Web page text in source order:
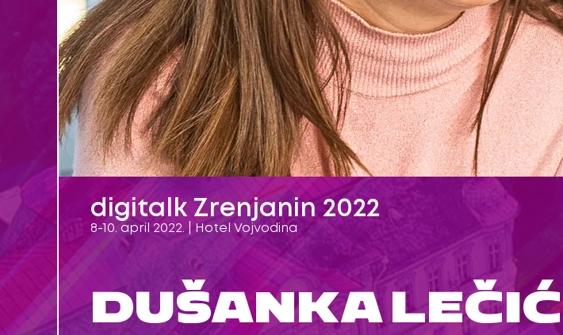
digitalk Zrenjanin 2022
8-10. april 2022. | Hotel Vojvodina
DUŠANKA LEČIĆ